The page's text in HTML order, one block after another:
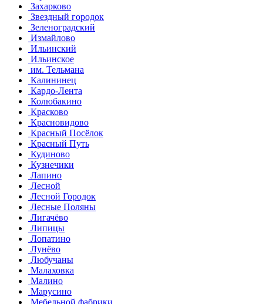
Захарково
Звездный городок
Зеленоградский
Измайлово
Ильинский
Ильинское
им. Тельмана
Калининец
Кардо-Лента
Колюбакино
Красково
Красновидово
Красный Посёлок
Красный Путь
Кудиново
Кузнечики
Лапино
Лесной
Лесной Городок
Лесные Поляны
Лигачёво
Липицы
Лопатино
Лунёво
Любучаны
Малаховка
Малино
Марусино
Мебельной фабрики